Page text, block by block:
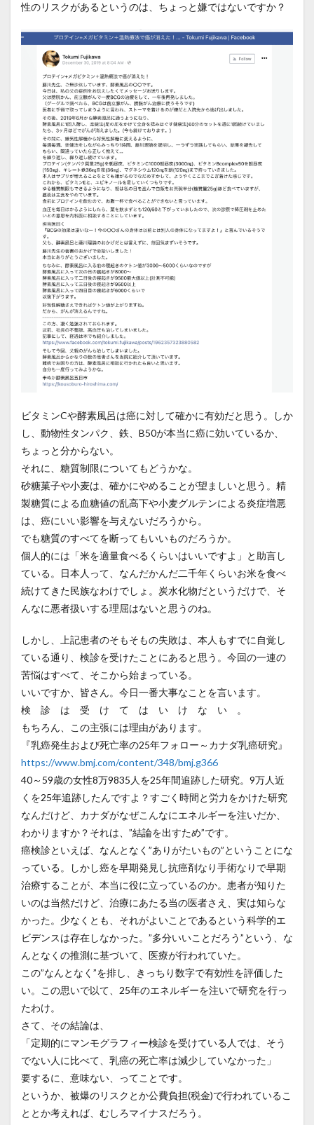
性のリスクがあるというのは、ちょっと嫌ではないですか？
ビタミンCや酵素風呂は癌に対して確かに有効だと思う。しか
し、動物性タンパク、鉄、B50が本当に癌に効いているか、
ちょっと分からない。
それに、糖質制限についてもどうかな。
砂糖菓子や小麦は、確かにやめることが望ましいと思う。精
製糖質による血糖値の乱高下や小麦グルテンによる炎症増悪
は、癌にいい影響を与えないだろうから。
でも糖質のすべてを断ってもいいものだろうか。
個人的には「米を適量食べるくらいはいいですよ」と助言し
ている。日本人って、なんだかんだ二千年くらいお米を食べ
続けてきた民族なわけでしょ。炭水化物だというだけで、そ
んなに悪者扱いする理屈はないと思うのね。
しかし、上記患者のそもそもの失敗は、本人もすでに自覚し
ている通り、検診を受けたことにあると思う。今回の一連の
苦悩はすべて、そこから始まっている。
いいですか、皆さん。今日一番大事なことを言います。
検 診 は 受 け て は い け な い 。
もちろん、この主張には理由があります。
『乳癌発生および死亡率の25年フォロー～カナダ乳癌研究』
https://www.bmj.com/content/348/bmj.g366
40～59歳の女性8万9835人を25年間追跡した研究。9万人近
くを25年追跡したんですよ？すごく時間と労力をかけた研究
なんだけど、カナダがなぜこんなにエネルギーを注いだか、
わかりますか？それは、”結論を出すため”です。
癌検診といえば、なんとなく”ありがたいもの”ということにな
っている。しかし癌を早期発見し抗癌剤なり手術なりで早期
治療することが、本当に役に立っているのか。患者が知りた
いのは当然だけど、治療にあたる当の医者さえ、実は知らな
かった。少なくとも、それがよいことであるという科学的エ
ビデンスは存在しなかった。”多分いいことだろう”という、な
んとなくの推測に基づいて、医療が行われていた。
この”なんとなく”を排し、きっちり数字で有効性を評価した
い。この思いで以て、25年のエネルギーを注いで研究を行っ
たわけ。
さて、その結論は、
「定期的にマンモグラフィー検診を受けている人では、そう
でない人に比べて、乳癌の死亡率は減少していなかった」
要するに、意味ない、ってことです。
というか、被爆のリスクとか公費負担(税金)で行われているこ
ととか考えれば、むしろマイナスだろう。